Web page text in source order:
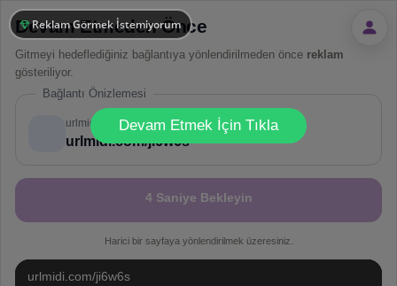
Devam Etmeden Önce
Gitmeyi hedeflediğiniz bağlantıya yönlendirilmeden önce reklam
gösteriliyor.
Bağlantı Önizlemesi
urlmidi.com
urlmidi.com/ji6w6s
4 Saniye Bekleyin
Harici bir sayfaya yönlendirilmek üzeresiniz.
urlmidi.com/ji6w6s
! Not valid!
Devam Etmek İçin Tıkla
Reklam Görmek İstemiyorum